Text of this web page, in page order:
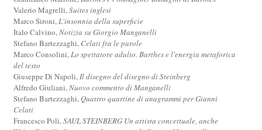
Valerio Magrelli,Suites inglesi
Marco Sironi,L'insonnia della superficie
Italo Calvino,Notizia su Giorgio Manganelli
Stefano Bartezzaghi, Celati fra le parole
Marco Consolini,Lo spettatore adulto. Barthes e l'energia metaforica
del testo
Giuseppe Di Napoli,Il disegno del disegno di Steinberg
Alfredo Giuliani,Nuovo commento di Manganelli
Stefano Bartezzaghi,Quattro quartine di anagrammi per Gianni
Celati
Francesco Poli,SAUL STEINBERG Un artista concettuale, anche